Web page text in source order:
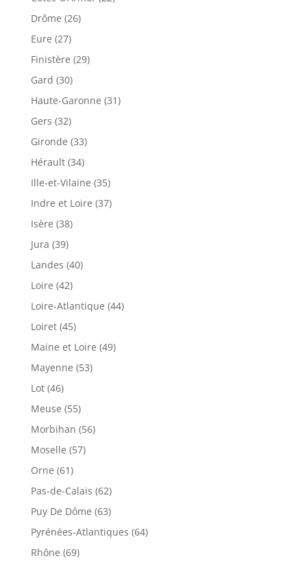
Drôme (26)
Eure (27)
Finistère (29)
Gard (30)
Haute-Garonne (31)
Gers (32)
Gironde (33)
Hérault (34)
Ille-et-Vilaine (35)
Indre et Loire (37)
Isère (38)
Jura (39)
Landes (40)
Loire (42)
Loire-Atlantique (44)
Loiret (45)
Maine et Loire (49)
Mayenne (53)
Lot (46)
Meuse (55)
Morbihan (56)
Moselle (57)
Orne (61)
Pas-de-Calais (62)
Puy De Dôme (63)
Pyrénées-Atlantiques (64)
Rhône (69)